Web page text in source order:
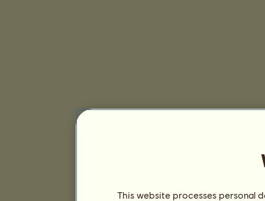
This website processes personal